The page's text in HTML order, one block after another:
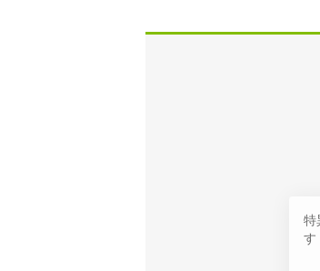
特
す